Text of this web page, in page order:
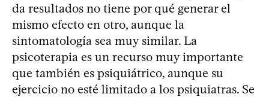
da resultados no tiene por qué generar el
mismo efecto en otro, aunque la
sintomatología sea muy similar. La
psicoterapia es un recurso muy importante
que también es psiquiátrico, aunque su
ejercicio no esté limitado a los psiquiatras. Se